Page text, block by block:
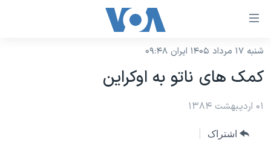
لینکهای
دسترسی
جهش
محتوای
جهش
نسخه سبک وب‌سایت
موضوع ها
ایران
برنامه های تلویزیونی
شنبه ۱۷ مرداد ۱۴۰۵ ایران ۰۹:۴۸
کمک های ناتو به اوکراين
۰۱ اردیبهشت ۱۳۸۴
اشتراک